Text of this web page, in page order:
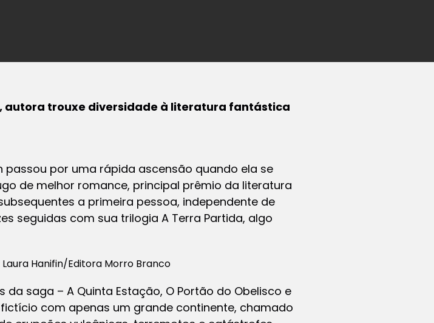
autora trouxe diversidade à literatura fantástica
passou por uma rápida ascensão quando ela se
de melhor romance, principal prêmio da literatura
a primeira pessoa, independente de
seguidas com sua trilogia A Terra Partida, algo
Hanifin/Editora Morro Branco
da saga – A Quinta Estação, O Portão do Obelisco e
com apenas um grande continente, chamado